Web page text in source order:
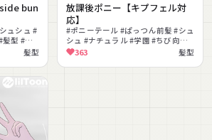
bun
ュシュ #
型 #色
髪型
放課後ポニー【キプフェル対
応】
#ポニーテール #ぱっつん前髪 #シュ
シュ #ナチュラル #学園 #ちび向け
#VRChat #MA対応
363 髪型